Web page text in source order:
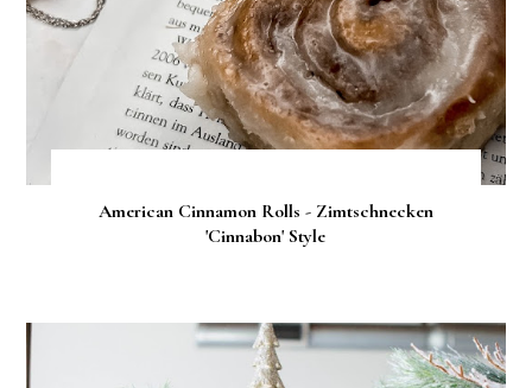
American Cinnamon Rolls - Zimtschnecken
'Cinnabon' Style